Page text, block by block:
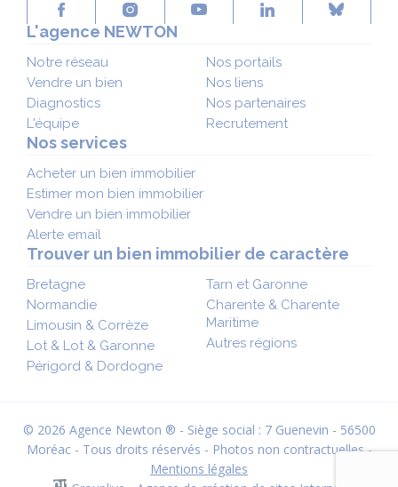
L'agence NEWTON
Notre réseau
Vendre un bien
Diagnostics
L'équipe
Nos portails
Nos liens
Nos partenaires
Recrutement
Nos services
Acheter un bien immobilier
Estimer mon bien immobilier
Vendre un bien immobilier
Alerte email
Trouver un bien immobilier de caractère
Bretagne
Normandie
Limousin & Corrèze
Lot & Lot & Garonne
Périgord & Dordogne
Tarn et Garonne
Charente & Charente
Maritime
Autres régions
© 2026 Agence Newton ® - Siège social : 7 Guenevin - 56500
Moréac - Tous droits réservés - Photos non contractuelles -
Mentions légales